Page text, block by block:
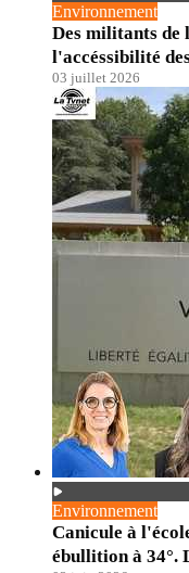
Environnement
Des militants de
l'accéssibilité
03 juillet 2026
Environnement
Canicule à
ébullition à 34°.